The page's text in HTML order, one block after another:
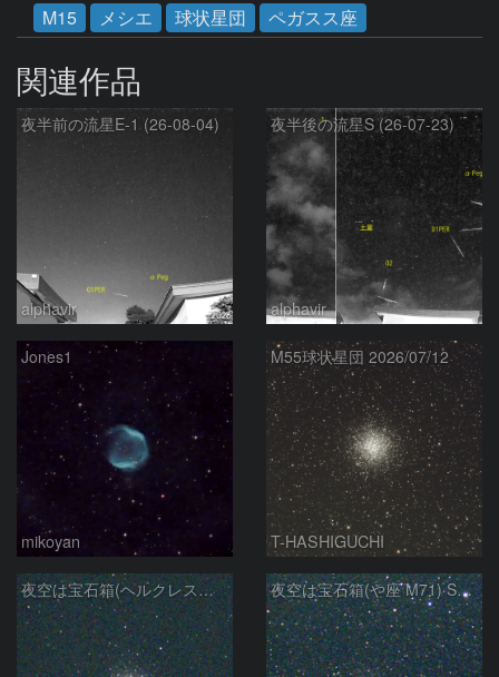
M15
メシエ 球状星団 ペガスス座
関連作品
夜半前の流星E-1 (26-08-04)
alphavir
夜半後の流星S (26-07-23)
alphavir
Jones1
mikoyan
M55球状星団 2026/07/12
T-HASHIGUCHI
夜空は宝石箱(ヘルクレス座 M92) Seestar50 夜空は宝石箱(や座 M71) Seestar50